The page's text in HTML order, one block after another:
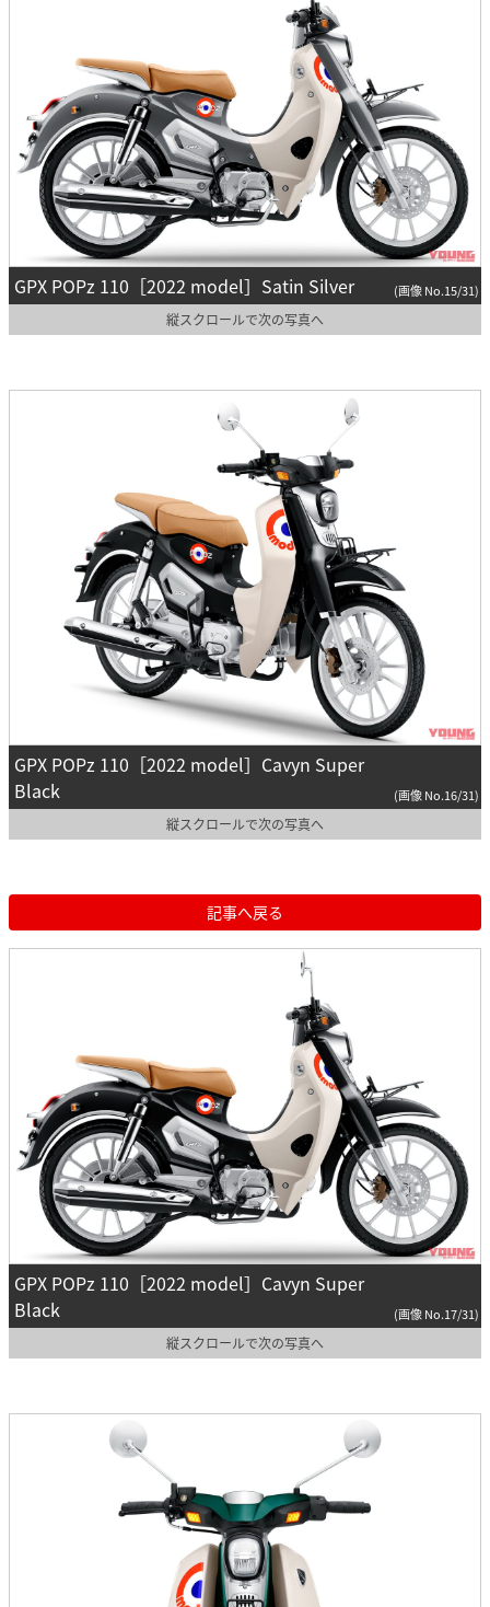
GPX POPz 110［2022 model］Satin Silver (画像 No.15/31)
縦スクロールで次の写真へ
GPX POPz 110［2022 model］Cavyn Super
Black
(画像 No.16/31)
縦スクロールで次の写真へ
記事へ戻る
GPX POPz 110［2022 model］Cavyn Super
Black
(画像 No.17/31)
縦スクロールで次の写真へ